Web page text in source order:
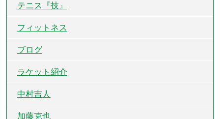
テニス『技』
フィットネス
ブログ
ラケット紹介
中村吉人
加藤克也